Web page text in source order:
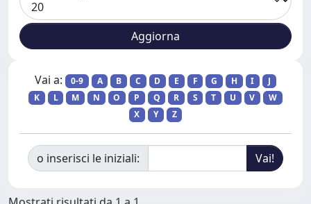
Vai a: 0-9 A B C D E F G H I
J
K
L M N O P Q R S T U V
W
X
Y Z
o inserisci le iniziali: